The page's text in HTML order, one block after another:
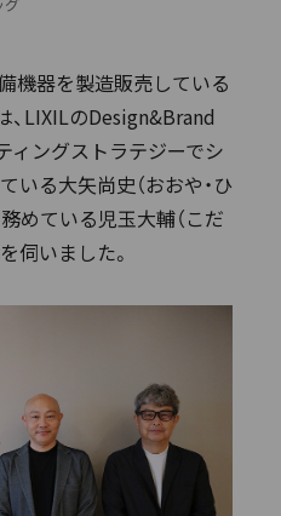
機器を製造販売している
、LIXILのDesign&Brand
ィングストラテジーでシ
いる大矢尚史（おおや・ひ
めている児玉大輔（こだ
伺いました。